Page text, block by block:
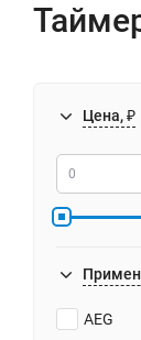
Цена, ₽
AEG